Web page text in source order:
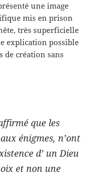
une image
mis en prison
très superficielle
explication possible
de création sans
que les
énigmes, n’ont
d’ un Dieu
et non une